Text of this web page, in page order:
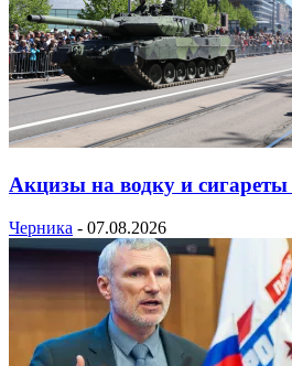
Акцизы на водку и
Черника - 07.08.2026